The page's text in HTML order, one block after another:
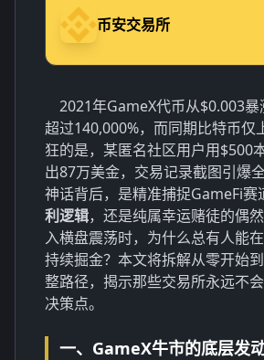
币安交易所
2021年GameX代币从$0.003
超过140,000%，而同期比特币仅
狂的是，某匿名社区用户用$500
出87万美金，交易记录截图引爆
神话背后，是精准捕捉GameFi赛
利逻辑，还是纯属幸运赌徒的偶
入横盘震荡时，为什么总有人能在
持续掘金？本文将拆解从零开始
整路径，揭示那些交易所永远不
决策点。
一、GameX牛市的底层发